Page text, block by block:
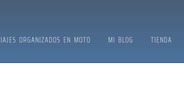
ORGANIZADOS EN MOTO MI BLOG TIENDA